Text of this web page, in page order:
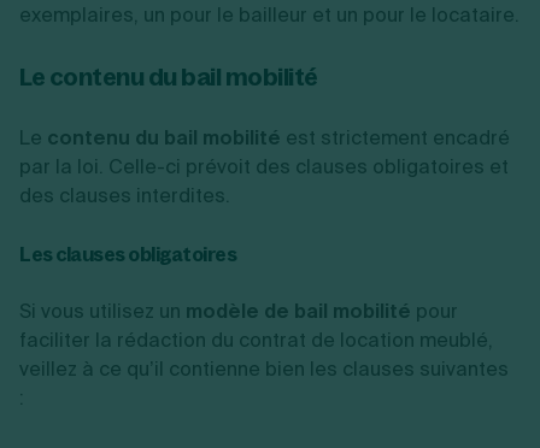
exemplaires, un pour le bailleur et un pour le locataire.
Le contenu du bail mobilité
Le contenu du bail mobilité est strictement encadré
par la loi. Celle-ci prévoit des clauses obligatoires et
des clauses interdites.
Les clauses obligatoires
Si vous utilisez un modèle de bail mobilité pour
faciliter la rédaction du contrat de location meublé,
veillez à ce qu’il contienne bien les clauses suivantes
: